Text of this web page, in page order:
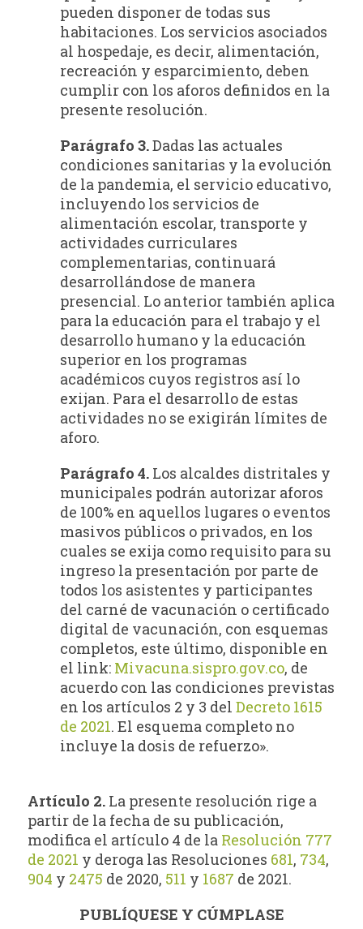
pueden disponer de todas sus
habitaciones. Los servicios asociados
al hospedaje, es decir, alimentación,
recreación y esparcimiento, deben
cumplir con los aforos definidos en la
presente resolución.
Parágrafo 3.Dadas las actuales
condiciones sanitarias y la evolución
de la pandemia, el servicio educativo,
incluyendo los servicios de
alimentación escolar, transporte y
actividades curriculares
complementarias, continuará
desarrollándose de manera
presencial. Lo anterior también aplica
para la educación para el trabajo y el
desarrollo humano y la educación
superior en los programas
académicos cuyos registros así lo
exijan. Para el desarrollo de estas
actividades no se exigirán límites de
aforo.
Parágrafo 4. Los alcaldes distritales y
municipales podrán autorizar aforos
de 100% en aquellos lugares o eventos
masivos públicos o privados, en los
cuales se exija como requisito para su
ingreso la presentación por parte de
todos los asistentes y participantes
del carné de vacunación o certificado
digital de vacunación, con esquemas
completos, este último, disponible en
el link: Mivacuna.sispro.gov.co, de
acuerdo con las condiciones previstas
en los artículos 2 y 3 delDecreto 1615
de 2021. El esquema completo no
incluye la dosis de refuerzo».
Artículo 2. La presente resolución rige a
partir de la fecha de su publicación,
modifica el artículo 4 de la Resolución 777
de 2021 y deroga las Resoluciones 681, 734,
904 y 2475 de 2020, 511 y 1687 de 2021.
PUBLÍQUESE Y CÚMPLASE